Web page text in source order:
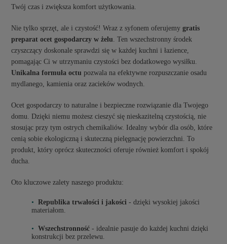
Twój czas i zwiększa komfort użytkowania.
Nie tylko sprzęt, ale i czystość! Wraz z syfonem oferujemygratis
preparat ocet gospodarczy w żelu. Ten wszechstronny środek
czyszczący doskonale sprawdzi się w każdej kuchni i łazience,
pomagając Ci w utrzymaniu czystości bez dodatkowego wysiłku.
Unikalna formuła octu pozwala na efektywne rozpuszczanie osadu
mydlanego, kamienia oraz zacieków wodnych.
Ocet gospodarczy to naturalne i bezpieczne rozwiązanie dla Twojego
domu. Dzięki niemu możesz cieszyć się nieskazitelną czystością, nie
stosując przy tym ostrych chemikaliów. Idealny wybór dla osób, które
cenią sobie ekologiczną i skuteczną pielęgnację powierzchni. To
produkt, który oprócz skuteczności oferuje również komfort i spokój
ducha.
Oto kluczowe zalety naszego produktu:
Republika trwałości i jakości - dzięki wysokiej jakości
materiałom.
Wszechstronność - idealnie pasuje do każdej kuchni dzięki
konstrukcji bez przelewu.